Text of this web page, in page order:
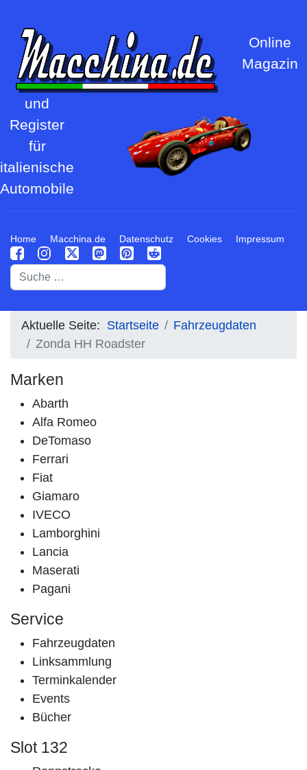
Online
Magazin
und
Register
für
italienische
Automobile
Home Macchina.de Datenschutz Cookies Impressum
Suchen
Aktuelle Seite: Startseite
Fahrzeugdaten
Zonda HH Roadster
Marken
Abarth
Alfa Romeo
DeTomaso
Ferrari
Fiat
Giamaro
IVECO
Lamborghini
Lancia
Maserati
Pagani
Service
Fahrzeugdaten
Linksammlung
Terminkalender
Events
Bücher
Slot 132